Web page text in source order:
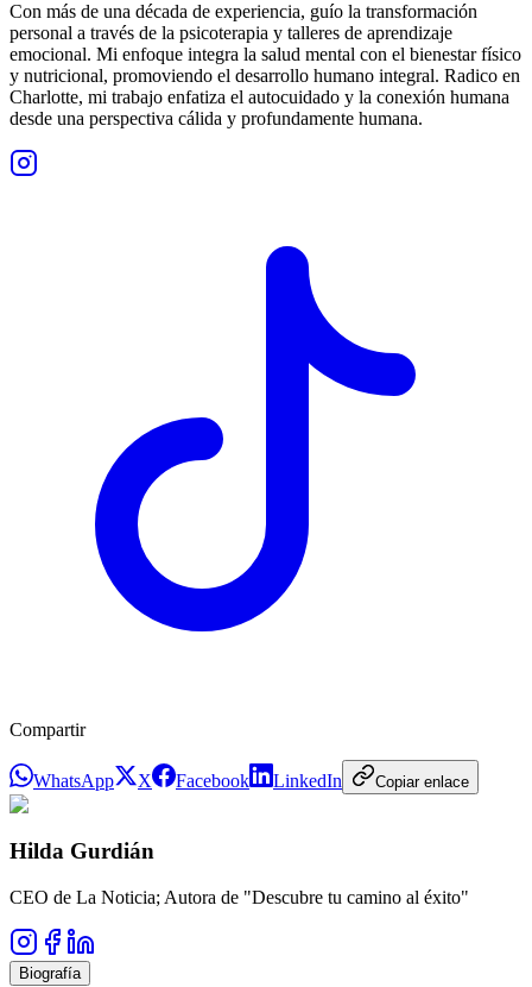
Con más de una década de experiencia, guío la transformación
personal a través de la psicoterapia y talleres de aprendizaje
emocional. Mi enfoque integra la salud mental con el bienestar físico
y nutricional, promoviendo el desarrollo humano integral. Radico en
Charlotte, mi trabajo enfatiza el autocuidado y la conexión humana
desde una perspectiva cálida y profundamente humana.
Compartir
WhatsApp X Facebook LinkedIn Copiar enlace
Hilda Gurdián
CEO de La Noticia; Autora de "Descubre tu camino al éxito"
Biografía